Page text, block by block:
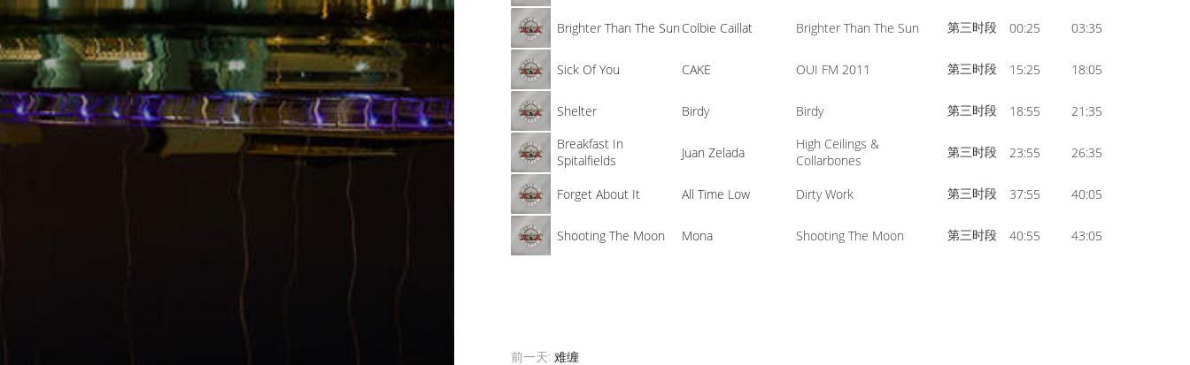
Brighter Than The Sun Colbie Caillat Brighter Than The Sun 第三时段 00:25 03:35
Sick Of You CAKE OUI FM 2011 第三时段 15:25 18:05
Shelter Birdy Birdy 第三时段 18:55
21:35
Breakfast In
Spitalfields
Juan Zelada
High Ceilings &
Collarbones
第三时段 23:55 26:35
Forget About It All Time Low Dirty Work 第三时段 37:55 40:05
Shooting The Moon Mona Shooting The Moon 第三时段 40:55 43:05
前一天:难缠